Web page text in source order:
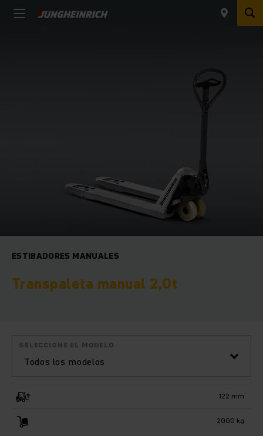
ESTIBADORES MANUALES
Transpaleta manual 2,0t
Todos los modelos
SELECCIONE EL MODELO
122 mm
2000 kg